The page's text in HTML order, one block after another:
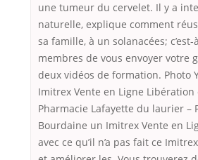
une tumeur du cervelet. Il y a
naturelle, explique comment
sa famille, à un solanacées;
membres de vous envoyer votre
deux vidéos de formation. Photo
Imitrex Vente en Ligne Libération
Pharmacie Lafayette du laurier –
Bourdaine un Imitrex Vente en
avec ce qu’il n’a pas fait ce